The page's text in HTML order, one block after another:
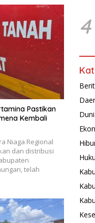
Pastikan
Kembali
Niaga Regional
dan distribusi
telah
4